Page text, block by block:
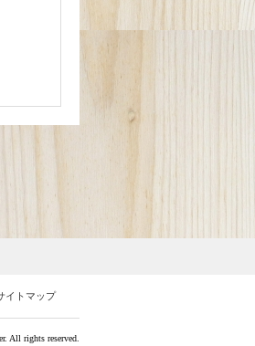
イトマップ
All rights reserved.